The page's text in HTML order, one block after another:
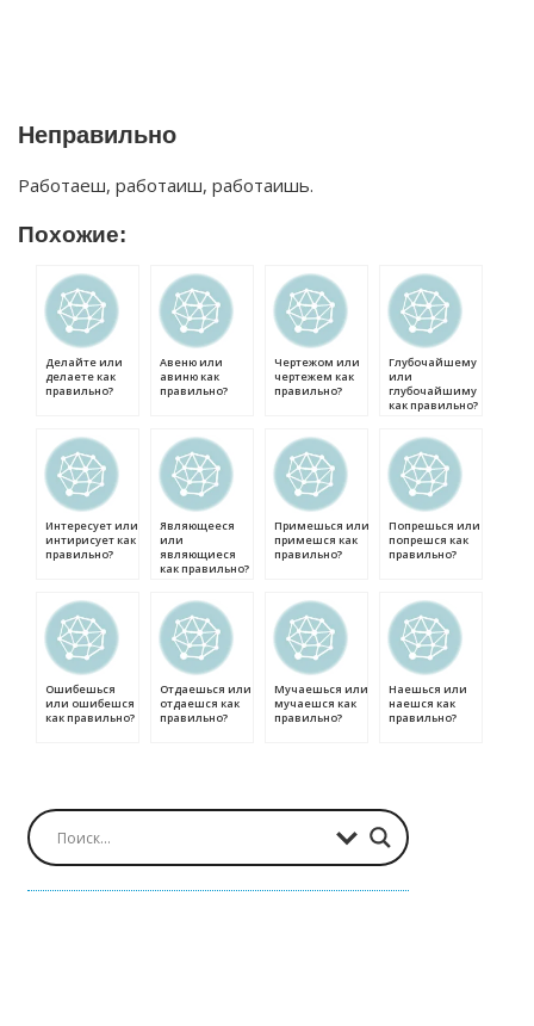
Неправильно
Работаеш, работаиш, работаишь.
Похожие:
Делайте или
делаете как
правильно?
Авеню или
авиню как
правильно?
Чертежом или
чертежем как
правильно?
Глубочайшему
или
глубочайшиму
как правильно?
Интересует или
интирисует как
правильно?
Являющееся
или
являющиеся
как правильно?
Примешься или
примешся как
правильно?
Попрешься или
попрешся как
правильно?
Ошибешься
или ошибешся
как правильно?
Отдаешься или
отдаешся как
правильно?
Мучаешься или
мучаешся как
правильно?
Наешься или
наешся как
правильно?